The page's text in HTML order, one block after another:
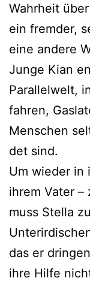
Wahrheit
ein frem­der,
eine ande­re
Junge Kian
Parallelwelt,
fah­ren,
Menschen
det sind.
Um wie­der in
ihrem Vater
muss Stella
das er
ihre Hilfe